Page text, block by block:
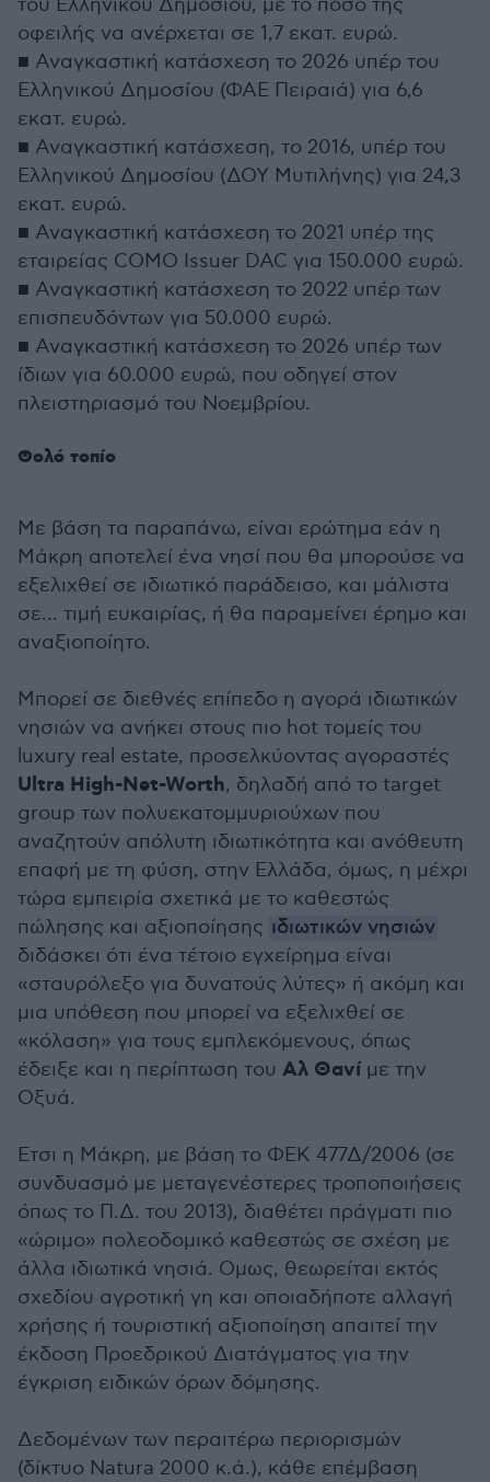
οφειλής να ανέρχεται σε 1,7 εκατ. ευρώ.
■ Αναγκαστική κατάσχεση το 2026 υπέρ του
Ελληνικού Δημοσίου (ΦΑΕ Πειραιά) για 6,6
εκατ. ευρώ.
■ Αναγκαστική κατάσχεση, το 2016, υπέρ του
Ελληνικού Δημοσίου (ΔΟΥ Μυτιλήνης) για 24,3
εκατ. ευρώ.
■ Αναγκαστική κατάσχεση το 2021 υπέρ της
εταιρείας COMO Issuer DAC για 150.000 ευρώ.
■ Αναγκαστική κατάσχεση το 2022 υπέρ των
επισπευδόντων για 50.000 ευρώ.
■ Αναγκαστική κατάσχεση το 2026 υπέρ των
ίδιων για 60.000 ευρώ, που οδηγεί στον
πλειστηριασμό του Νοεμβρίου.
Θολό τοπίο
Με βάση τα παραπάνω, είναι ερώτημα εάν η
Μάκρη αποτελεί ένα νησί που θα μπορούσε να
εξελιχθεί σε ιδιωτικό παράδεισο, και μάλιστα
σε... τιμή ευκαιρίας, ή θα παραμείνει έρημο και
αναξιοποίητο.
Μπορεί σε διεθνές επίπεδο η αγορά ιδιωτικών
νησιών να ανήκει στους πιο hot τομείς του
luxury real estate, προσελκύοντας αγοραστές
Ultra High-Net-Worth, δηλαδή από το target
group των πολυεκατομμυριούχων που
αναζητούν απόλυτη ιδιωτικότητα και ανόθευτη
επαφή με τη φύση, στην Ελλάδα, όμως, η μέχρι
τώρα εμπειρία σχετικά με το καθεστώς
πώλησης και αξιοποίησης ιδιωτικών νησιών
διδάσκει ότι ένα τέτοιο εγχείρημα είναι
«σταυρόλεξο για δυνατούς λύτες» ή ακόμη και
μια υπόθεση που μπορεί να εξελιχθεί σε
«κόλαση» για τους εμπλεκόμενους, όπως
έδειξε και η περίπτωση του Αλ Θανίμε την
Οξυά.
Ετσι η Μάκρη, με βάση το ΦΕΚ 477Δ/2006 (σε
συνδυασμό με μεταγενέστερες τροποποιήσεις
όπως το Π.Δ. του 2013), διαθέτει πράγματι πιο
«ώριμο» πολεοδομικό καθεστώς σε σχέση με
άλλα ιδιωτικά νησιά. Ομως, θεωρείται εκτός
σχεδίου αγροτική γη και οποιαδήποτε αλλαγή
χρήσης ή τουριστική αξιοποίηση απαιτεί την
έκδοση Προεδρικού Διατάγματος για την
έγκριση ειδικών όρων δόμησης.
Δεδομένων των περαιτέρω περιορισμών
(δίκτυο Natura 2000 κ.ά.), κάθε επέμβαση